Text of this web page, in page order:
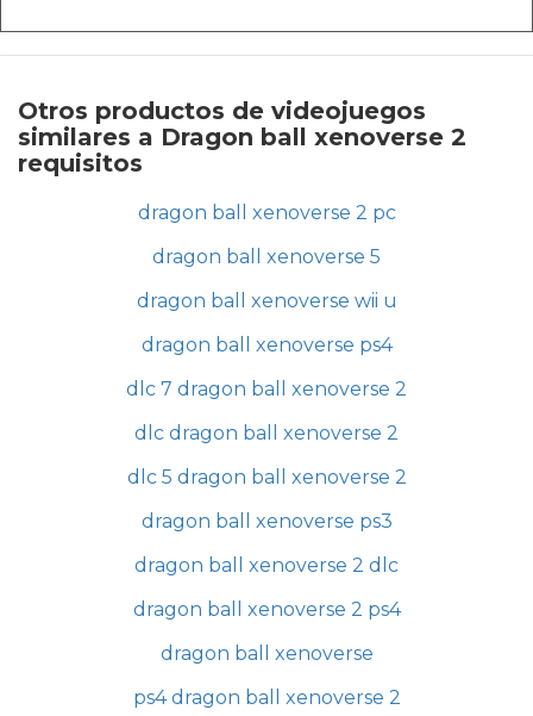
Otros productos de videojuegos
similares a Dragon ball xenoverse 2
requisitos
dragon ball xenoverse 2 pc
dragon ball xenoverse 5
dragon ball xenoverse wii u
dragon ball xenoverse ps4
dlc 7 dragon ball xenoverse 2
dlc dragon ball xenoverse 2
dlc 5 dragon ball xenoverse 2
dragon ball xenoverse ps3
dragon ball xenoverse 2 dlc
dragon ball xenoverse 2 ps4
dragon ball xenoverse
ps4 dragon ball xenoverse 2